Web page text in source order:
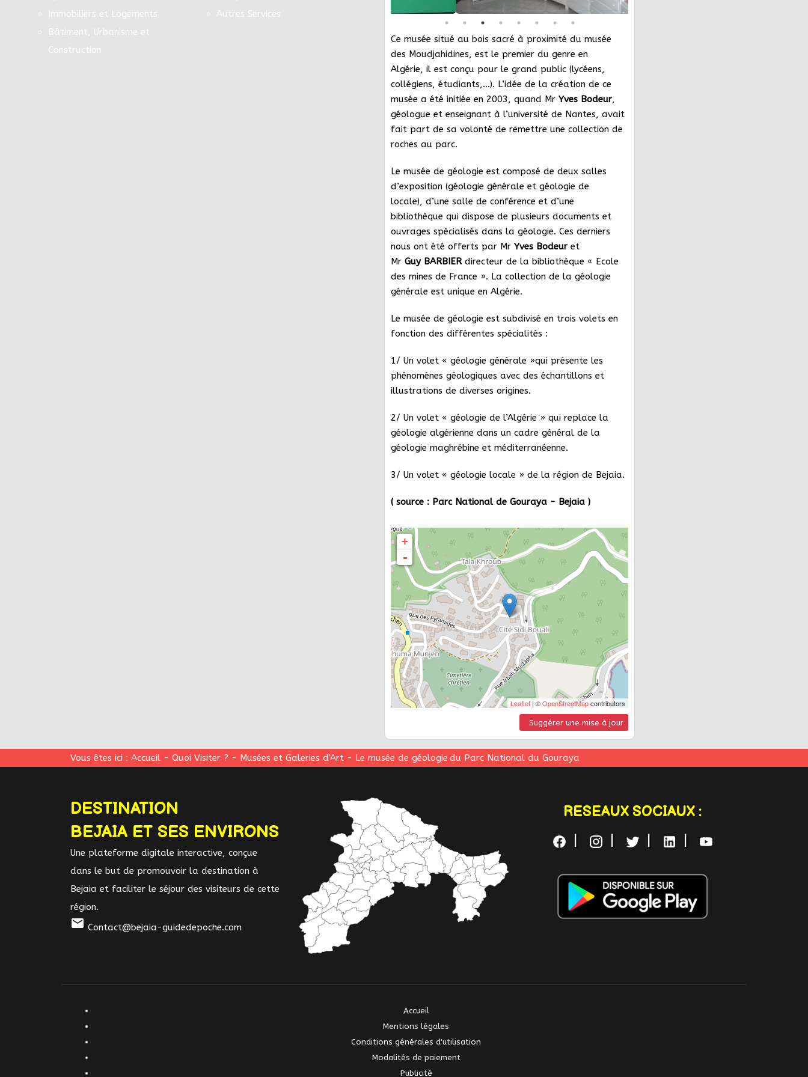
Immobiliers et Logements
Bâtiment, Urbanisme et
Construction
Autres Services
Ce musée situé au bois sacré à proximité du musée
des Moudjahidines, est le premier du genre en
Algérie, il est conçu pour le grand public (lycéens,
collégiens, étudiants,…). L’idée de la création de ce
musée a été initiée en 2003, quand Mr Yves Bodeur,
géologue et enseignant à l’université de Nantes, avait
fait part de sa volonté de remettre une collection de
roches au parc.
Le musée de géologie est composé de deux salles
d’exposition (géologie générale et géologie de
locale), d’une salle de conférence et d’une
bibliothèque qui dispose de plusieurs documents et
ouvrages spécialisés dans la géologie. Ces derniers
nous ont été offerts par Mr Yves Bodeur et
Mr Guy BARBIER directeur de la bibliothèque « Ecole
des mines de France ». La collection de la géologie
générale est unique en Algérie.
Le musée de géologie est subdivisé en trois volets en
fonction des différentes spécialités :
1/ Un volet « géologie générale »qui présente les
phénomènes géologiques avec des échantillons et
illustrations de diverses origines.
2/ Un volet « géologie de l’Algérie » qui replace la
géologie algérienne dans un cadre général de la
géologie maghrébine et méditerranéenne.
3/ Un volet « géologie locale » de la région de Bejaia.
( source : Parc National de Gouraya - Bejaia )
+
-
Leaflet | ©OpenStreetMapcontributors
Suggérer une mise à jour
Vous êtes ici : Accueil - Quoi Visiter ? - Musées et Galeries d'Art - Le musée de géologie du Parc National du Gouraya
DESTINATION
BEJAIA ET SES ENVIRONS
Une plateforme digitale interactive, conçue
dans le but de promouvoir la destination à
Bejaia et faciliter le séjour des visiteurs de cette
région.
mail Contact@bejaia-guidedepoche.com
RESEAUX SOCIAUX :
Accueil
Mentions légales
Conditions générales d'utilisation
Modalités de paiement
Publicité